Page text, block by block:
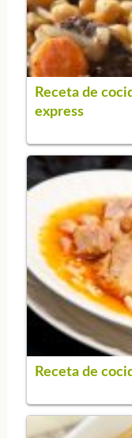
Receta de
express
Receta de